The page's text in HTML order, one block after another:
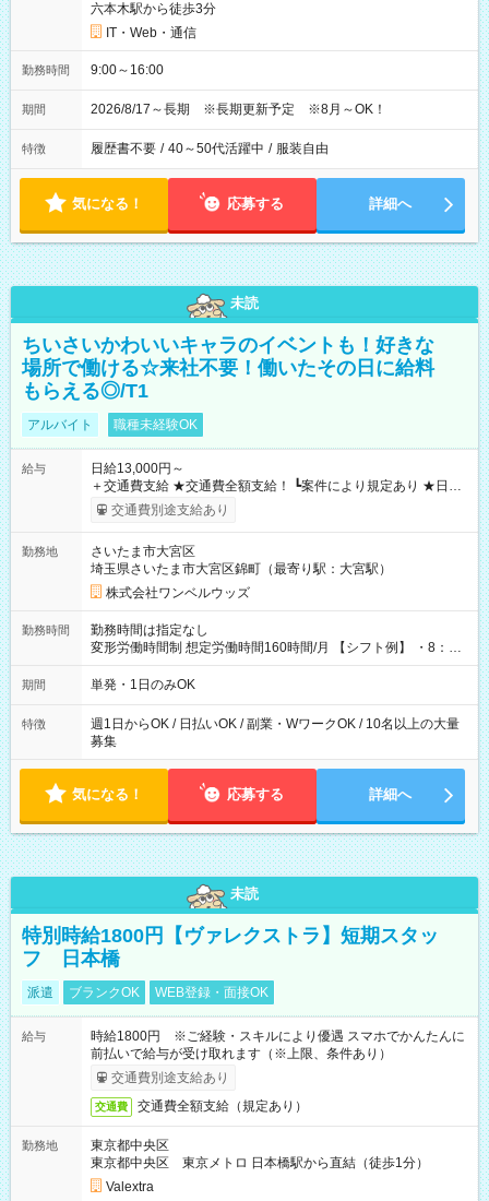
六本木駅から徒歩3分
IT・Web・通信
勤務時間 9:00～16:00
期間 2026/8/17～長期 ※長期更新予定 ※8月～OK！
特徴 履歴書不要 / 40～50代活躍中 / 服装自由
気になる！ 応募する 詳細へ
未読
ちいさいかわいいキャラのイベントも！好きな
場所で働ける☆来社不要！働いたその日に給料
もらえる◎/T1
アルバイト 職種未経験OK
給与
日給13,000円～
＋交通費支給 ★交通費全額支給！ ┗案件により規定あり ★日払
いOK！（規定あり） ┗働いたその日に現金GET♪ お仕事後はコ
ンビニATMから 日払い分を引き落とせます！ 【試用期間】試
交通費別途支給あり
勤務地
さいたま市大宮区
埼玉県さいたま市大宮区錦町（最寄り駅：大宮駅）
株式会社ワンベルウッズ
勤務時間
勤務時間は指定なし
変形労働時間制 想定労働時間160時間/月 【シフト例】 ・8：00
～21：00
期間 単発・1日のみOK
特徴
週1日からOK / 日払いOK / 副業・WワークOK / 10名以上の大量
募集
気になる！ 応募する 詳細へ
未読
特別時給1800円【ヴァレクストラ】短期スタッ
フ 日本橋
派遣 ブランクOK WEB登録・面接OK
給与
時給1800円 ※ご経験・スキルにより優遇 スマホでかんたんに
前払いで給与が受け取れます（※上限、条件あり）
交通費別途支給あり
交通費 交通費全額支給（規定あり）
勤務地
東京都中央区
東京都中央区 東京メトロ 日本橋駅から直結（徒歩1分）
Valextra